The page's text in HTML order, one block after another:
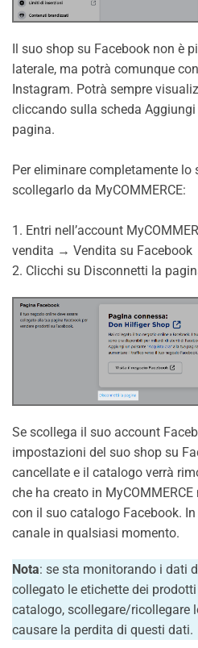
Il suo shop su Facebook non è
laterale, ma potrà comunque
Instagram. Potrà sempre
cliccando sulla scheda
pagina.
Per eliminare completamente lo
scollegarlo da MyCOMMERCE:
1. Entri nell’account
vendita → Vendita su Facebook
2. Clicchi su Disconnetti la
Se scollega il suo account
impostazioni del suo shop su
cancellate e il catalogo verrà
che ha creato in
con il suo catalogo Facebook.
canale in qualsiasi momento.
Nota: se sta monitorando i dati
collegato le etichette dei
catalogo, scollegare/ricollegare
causare la perdita di questi dati.